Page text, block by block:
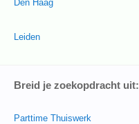
Den Haag
Leiden
Breid je zoekopdracht uit:
Parttime Thuiswerk